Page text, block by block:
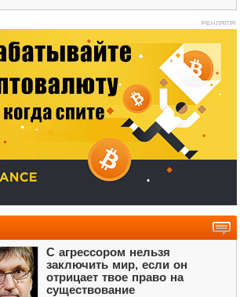
С агрессором нельзя
заключить мир, если он
отрицает твое право на
существование